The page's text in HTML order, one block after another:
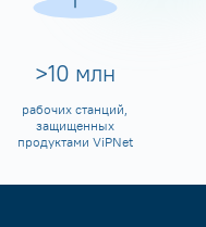
>10 млн
рабочих станций,
защищенных
продуктами ViPNet